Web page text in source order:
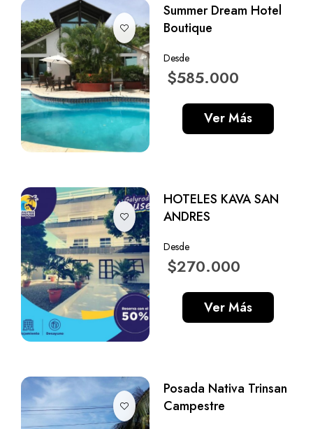
Summer Dream Hotel
Boutique
Desde
$585.000
Ver Más
HOTELES KAVA SAN
ANDRES
Desde
$270.000
Ver Más
Posada Nativa Trinsan
Campestre